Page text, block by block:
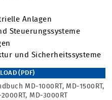
Anlagen
Steuerungssysteme
und Sicherheitssysteme
(PDF)
MD-1000RT, MD-1500RT,
MD-3000RT